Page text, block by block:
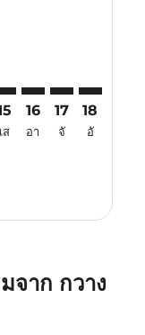
เส
16
อา
17
จั
18
อั
จาก กวาง